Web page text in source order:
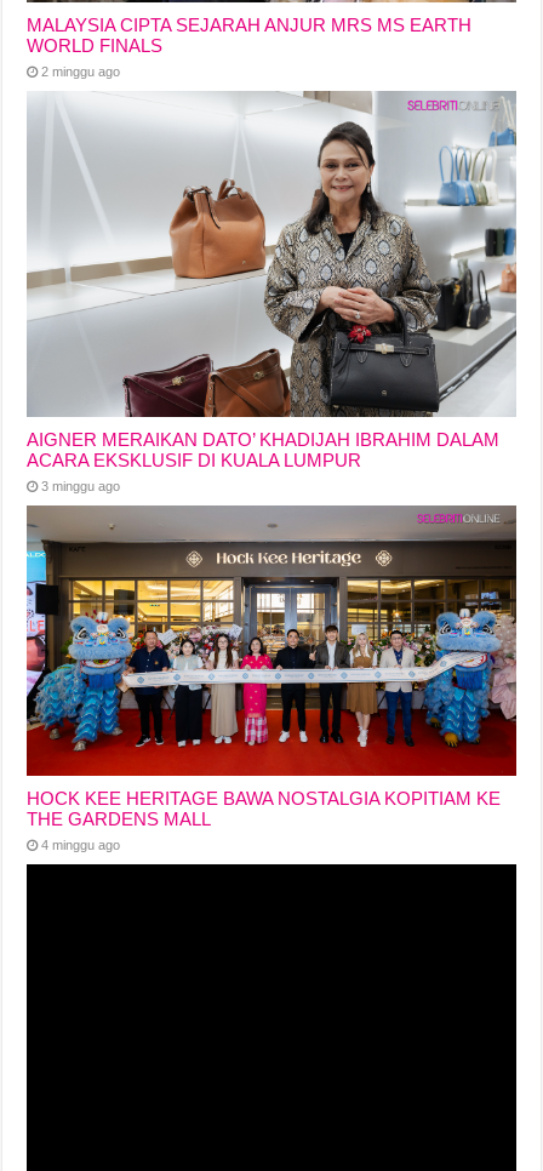
MALAYSIA CIPTA SEJARAH ANJUR MRS MS EARTH
WORLD FINALS
2 minggu ago
AIGNER MERAIKAN DATO’ KHADIJAH IBRAHIM DALAM
ACARA EKSKLUSIF DI KUALA LUMPUR
3 minggu ago
HOCK KEE HERITAGE BAWA NOSTALGIA KOPITIAM KE
THE GARDENS MALL
4 minggu ago